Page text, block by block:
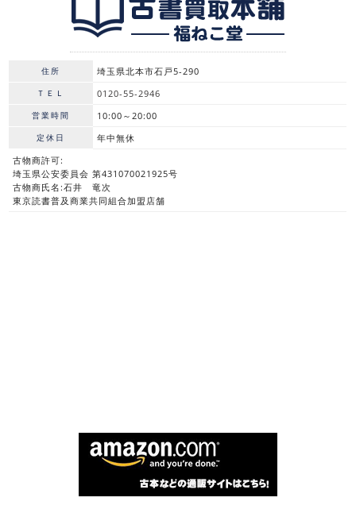
住所 埼玉県北本市石戸5-290
ＴＥＬ 0120-55-2946
営業時間 10:00～20:00
定休日
年中無休
古物商許可:
埼玉県公安委員会 第431070021925号
古物商氏名:石井 竜次
東京読書普及商業共同組合加盟店舗